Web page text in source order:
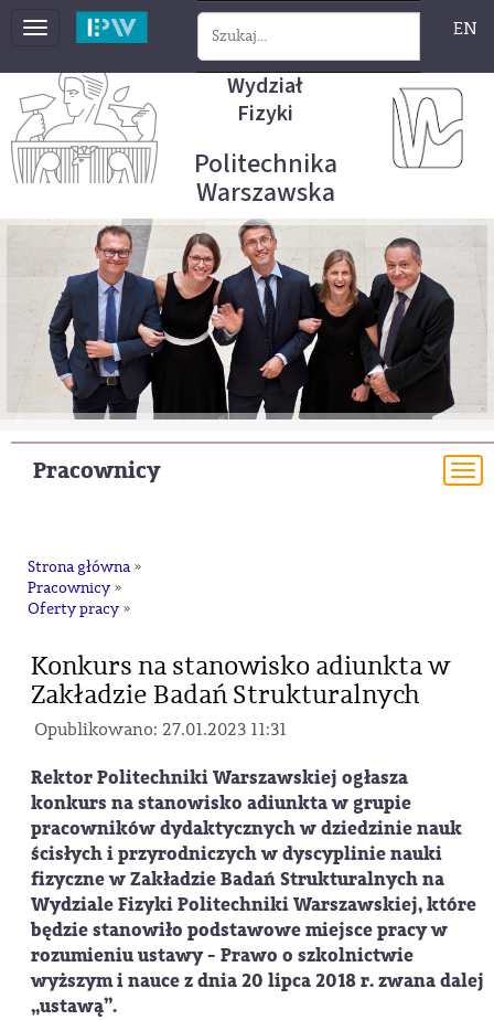
Toggle
EN
Wydział
Fizyki
Politechnika
Warszawska
Pracownicy
Strona główna »
Pracownicy »
Oferty pracy »
Konkurs na stanowisko adiunkta w
Zakładzie Badań Strukturalnych
Opublikowano: 27.01.2023 11:31
Rektor Politechniki Warszawskiej ogłasza
konkurs na stanowisko adiunkta w grupie
pracowników dydaktycznych w dziedzinie nauk
ścisłych i przyrodniczych w dyscyplinie nauki
fizyczne w Zakładzie Badań Strukturalnych na
Wydziale Fizyki Politechniki Warszawskiej, które
będzie stanowiło podstawowe miejsce pracy w
rozumieniu ustawy - Prawo o szkolnictwie
wyższym i nauce z dnia 20 lipca 2018 r. zwana dalej
„ustawą”.